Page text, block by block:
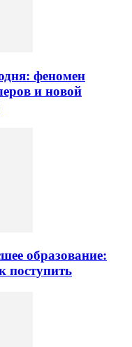
феномен
и новой
образование:
поступить